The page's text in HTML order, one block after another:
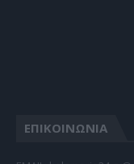
ΕΠΙΚΟΙΝΩΝΙΑ